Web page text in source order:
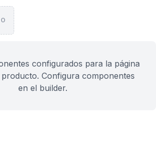
configurados para la página
producto. Configura componentes
en el builder.